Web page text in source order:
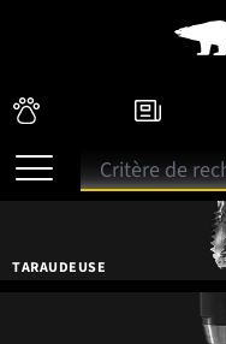
TARAUDEUSE